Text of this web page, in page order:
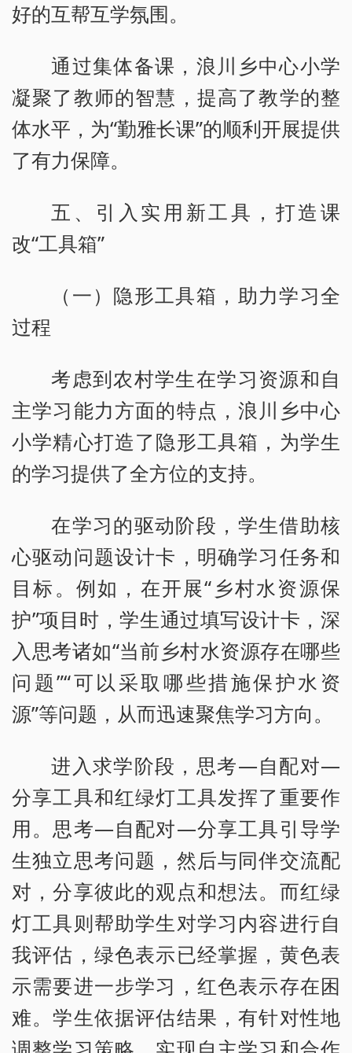
好的互帮互学氛围。
通过集体备课，浪川乡中心小学
凝聚了教师的智慧，提高了教学的整
体水平，为“勤雅长课”的顺利开展提供
了有力保障。
五、引入实用新工具，打造课
改“工具箱”
（一）隐形工具箱，助力学习全
过程
考虑到农村学生在学习资源和自
主学习能力方面的特点，浪川乡中心
小学精心打造了隐形工具箱，为学生
的学习提供了全方位的支持。
在学习的驱动阶段，学生借助核
心驱动问题设计卡，明确学习任务和
目标。例如，在开展“乡村水资源保
护”项目时，学生通过填写设计卡，深
入思考诸如“当前乡村水资源存在哪些
问题”“可以采取哪些措施保护水资
源”等问题，从而迅速聚焦学习方向。
进入求学阶段，思考—自配对—
分享工具和红绿灯工具发挥了重要作
用。思考—自配对—分享工具引导学
生独立思考问题，然后与同伴交流配
对，分享彼此的观点和想法。而红绿
灯工具则帮助学生对学习内容进行自
我评估，绿色表示已经掌握，黄色表
示需要进一步学习，红色表示存在困
难。学生依据评估结果，有针对性地